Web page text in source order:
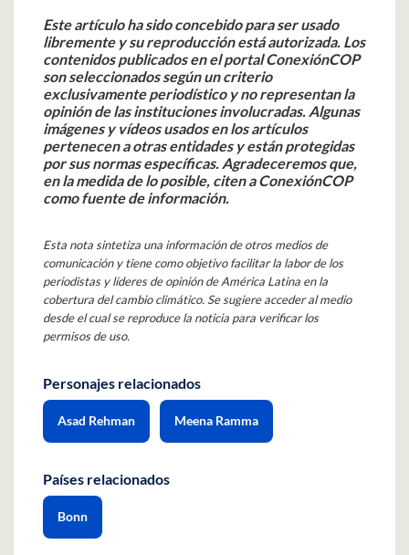
Este artículo ha sido concebido para ser usado
libremente y su reproducción está autorizada. Los
contenidos publicados en el portal ConexiónCOP
son seleccionados según un criterio
exclusivamente periodístico y no representan la
opinión de las instituciones involucradas. Algunas
imágenes y vídeos usados en los artículos
pertenecen a otras entidades y están protegidas
por sus normas específicas. Agradeceremos que,
en la medida de lo posible, citen a ConexiónCOP
como fuente de información.
Esta nota sintetiza una información de otros medios de
comunicación y tiene como objetivo facilitar la labor de los
periodistas y líderes de opinión de América Latina en la
cobertura del cambio climático. Se sugiere acceder al medio
desde el cual se reproduce la noticia para verificar los
permisos de uso.
Personajes relacionados
Asad Rehman Meena Ramma
Países relacionados
Bonn